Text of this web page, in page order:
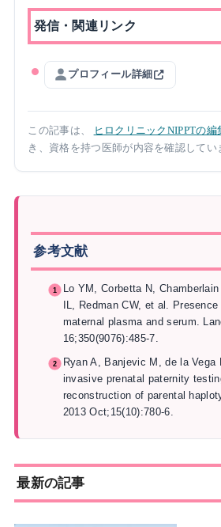
発信・関連リンク
プロフィール詳細
この記事は、 ヒロクリニックNIPPTの編
き、資格を持つ医師が内容を確認してい
参考文献
Lo YM, Corbetta N,
IL, Redman CW, et al.
maternal plasma and serum.
16;350(9076):485-7.
Ryan A, Banjevic M, de la Vega
invasive prenatal paternity
reconstruction of parental
2013 Oct;15(10):780-6.
最新の記事